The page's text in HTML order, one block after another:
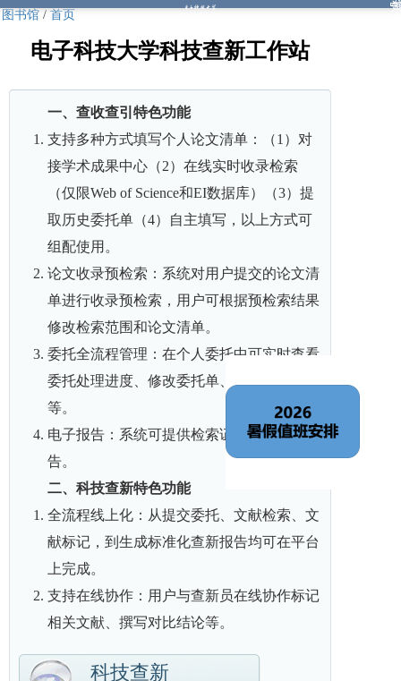
图书馆 / 首页
电子科技大学科技查新工作站
一、查收查引特色功能
支持多种方式填写个人论文清单：（1）对
接学术成果中心（2）在线实时收录检索
（仅限Web of Science和EI数据库）（3）提
取历史委托单（4）自主填写，以上方式可
组配使用。
论文收录预检索：系统对用户提交的论文清
单进行收录预检索，用户可根据预检索结果
修改检索范围和论文清单。
委托全流程管理：在个人委托中可实时查看
委托处理进度、修改委托单、在线预览报告
等。
电子报告：系统可提供检索证明的电子报
告。
二、科技查新特色功能
全流程线上化：从提交委托、文献检索、文
献标记，到生成标准化查新报告均可在平台
上完成。
支持在线协作：用户与查新员在线协作标记
相关文献、撰写对比结论等。
科技查新